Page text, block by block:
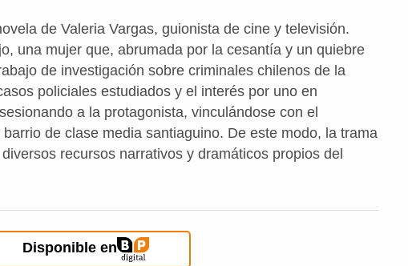
de Valeria Vargas, guionista de cine y televisión.
una mujer que, abrumada por la cesantía y un quiebre
de investigación sobre criminales chilenos de la
policiales estudiados y el interés por uno en
a la protagonista, vinculándose con el
de clase media santiaguino. De este modo, la trama
recursos narrativos y dramáticos propios del
Disponible en